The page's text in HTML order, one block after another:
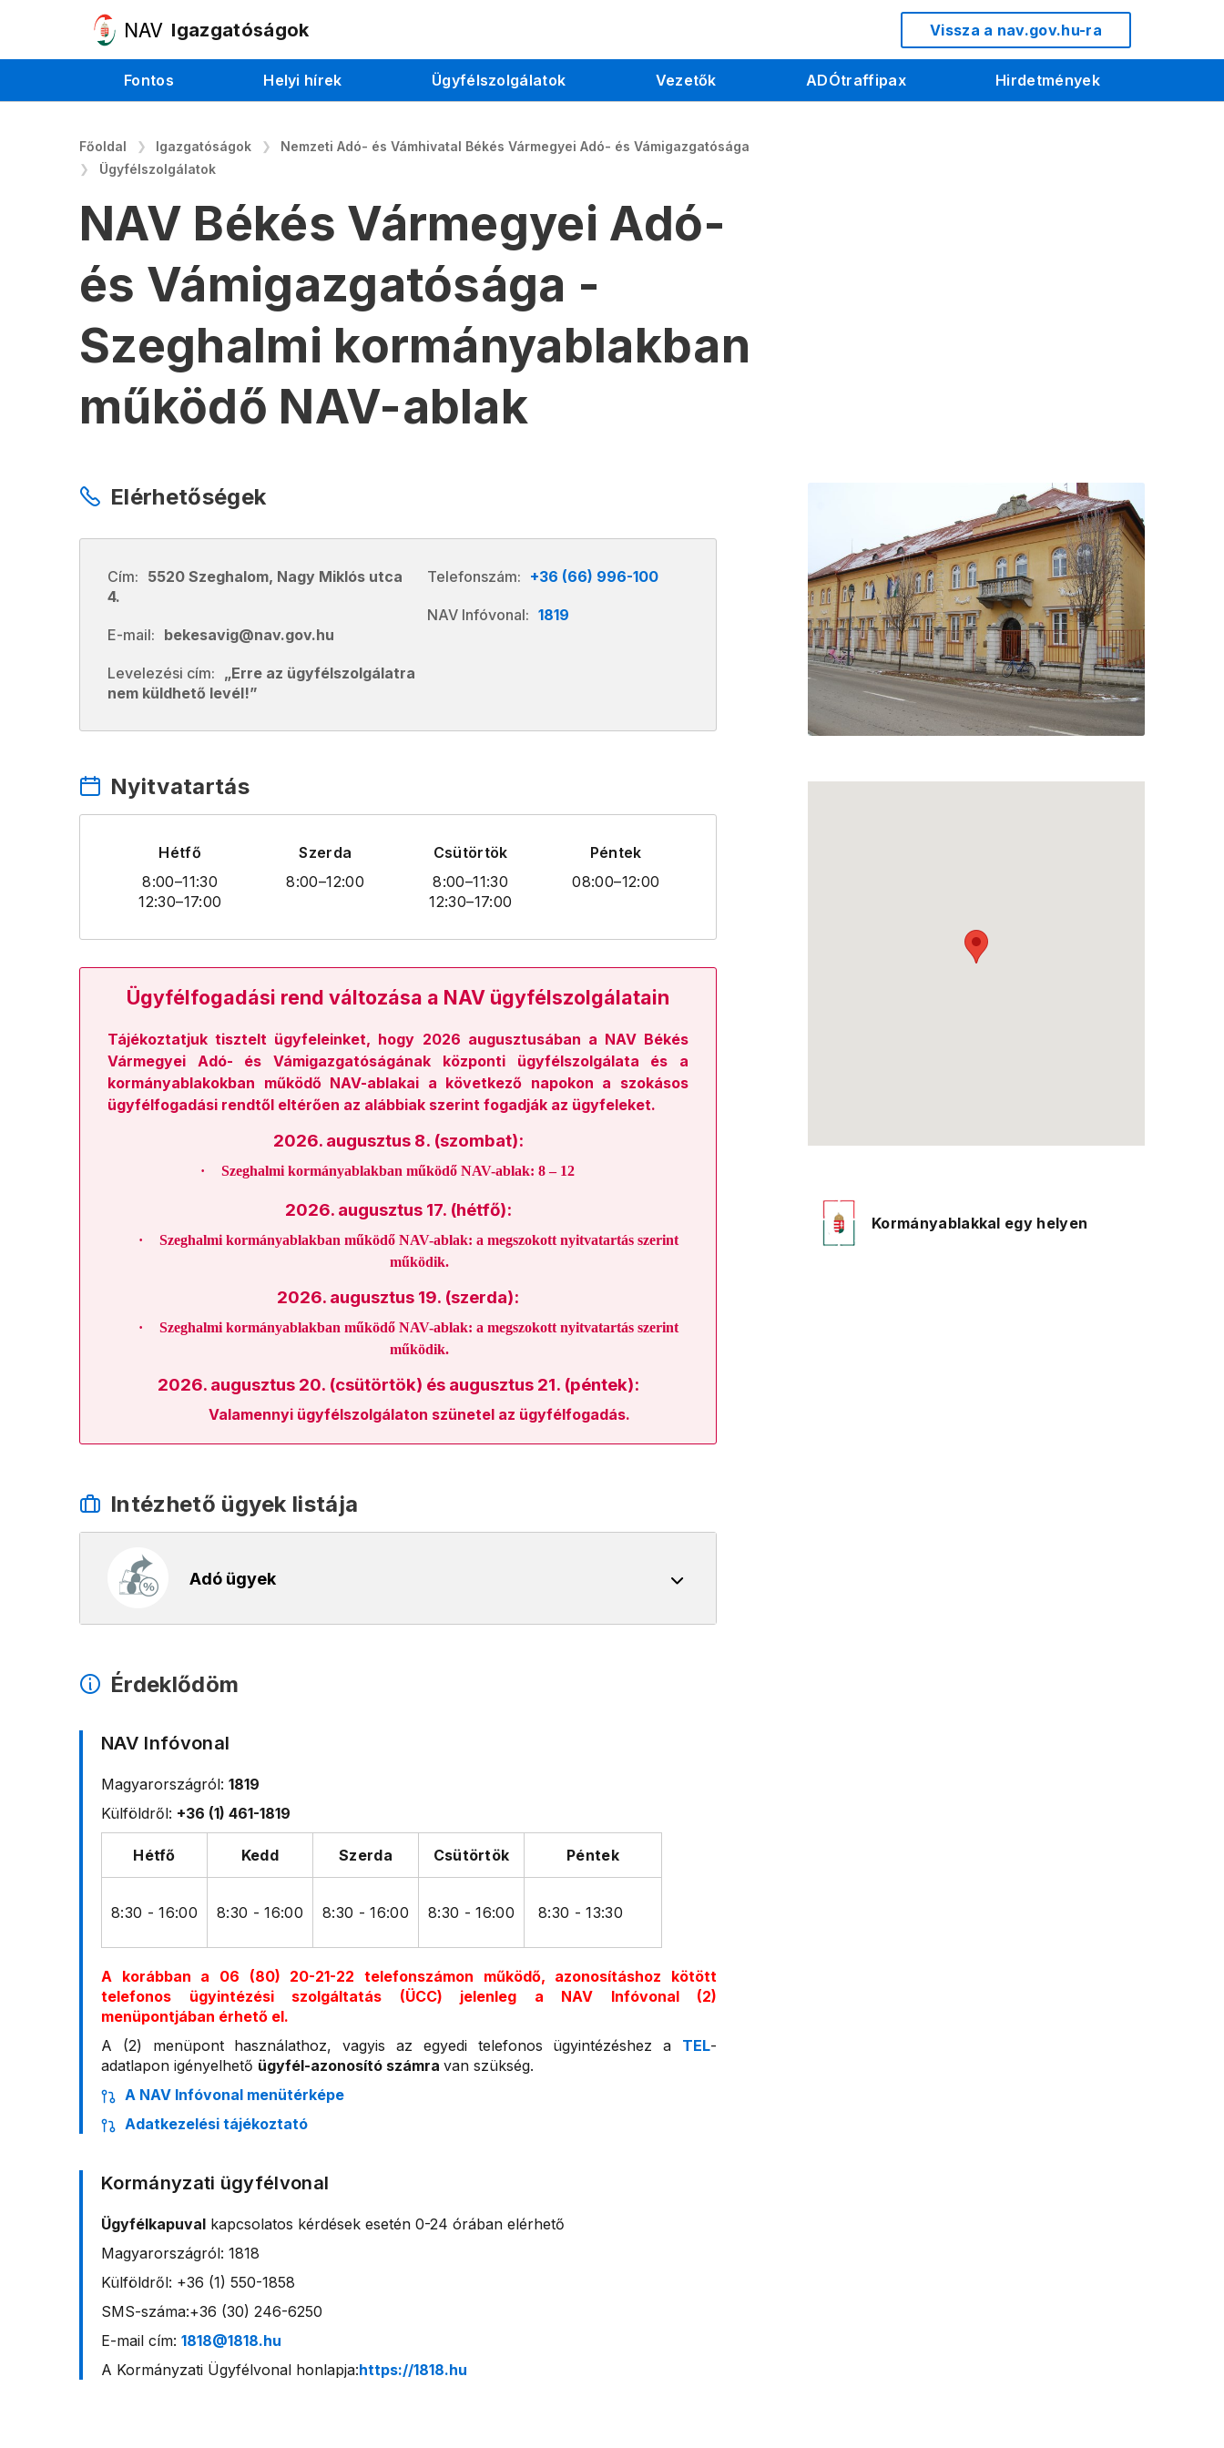
Igazgatóságok Vissza a nav.gov.hu-ra
Fontos Helyi hírek Ügyfélszolgálatok Vezetők ADÓtraffipax Hirdetmények
Főoldal Igazgatóságok
Nemzeti Adó- és Vámhivatal Békés Vármegyei Adó- és Vámigazgatósága
Ügyfélszolgálatok
NAV Békés Vármegyei Adó-
és Vámigazgatósága -
Szeghalmi kormányablakban
működő NAV-ablak
Elérhetőségek
Cím: 5520 Szeghalom, Nagy Miklós utca
4.
E-mail: bekesavig@nav.gov.hu
Levelezési cím: „Erre az ügyfélszolgálatra
nem küldhető levél!”
Telefonszám: +36 (66) 996-100
NAV Infóvonal: 1819
Nyitvatartás
Hétfő
8:00–11:30
12:30–17:00
Szerda
8:00–12:00
Csütörtök
8:00–11:30
12:30–17:00
Péntek
08:00–12:00
Ügyfélfogadási rend változása a NAV ügyfélszolgálatain
Tájékoztatjuk tisztelt ügyfeleinket, hogy 2026 augusztusában a NAV Békés
Vármegyei Adó- és Vámigazgatóságának központi ügyfélszolgálata és a
kormányablakokban működő NAV-ablakai a következő napokon a szokásos
ügyfélfogadási rendtől eltérően az alábbiak szerint fogadják az ügyfeleket.
2026. augusztus 8. (szombat):
· Szeghalmi kormányablakban működő NAV-ablak: 8 – 12
2026. augusztus 17. (hétfő):
· Szeghalmi kormányablakban működő NAV-ablak: a megszokott nyitvatartás szerint
működik.
2026. augusztus 19. (szerda):
· Szeghalmi kormányablakban működő NAV-ablak: a megszokott nyitvatartás szerint
működik.
2026. augusztus 20. (csütörtök) és augusztus 21. (péntek):
Valamennyi ügyfélszolgálaton szünetel az ügyfélfogadás.
Intézhető ügyek listája
Adó ügyek
Érdeklődöm
NAV Infóvonal
Magyarországról: 1819
Külföldről: +36 (1) 461-1819
Hétfő Kedd Szerda Csütörtök Péntek
8:30 - 16:00 8:30 - 16:00 8:30 - 16:00 8:30 - 16:00 8:30 - 13:30
A korábban a 06 (80) 20-21-22 telefonszámon működő, azonosításhoz kötött
telefonos ügyintézési szolgáltatás (ÜCC) jelenleg a NAV Infóvonal (2)
menüpontjában érhető el.
A (2) menüpont használathoz, vagyis az egyedi telefonos ügyintézéshez a TEL-
adatlapon igényelhető ügyfél-azonosító számra van szükség.
A NAV Infóvonal menütérképe
Adatkezelési tájékoztató
Kormányzati ügyfélvonal
Ügyfélkapuval kapcsolatos kérdések esetén 0-24 órában elérhető
Magyarországról: 1818
Külföldről: +36 (1) 550-1858
SMS-száma:+36 (30) 246-6250
E-mail cím: 1818@1818.hu
A Kormányzati Ügyfélvonal honlapja:https://1818.hu
Kormányablakkal egy helyen